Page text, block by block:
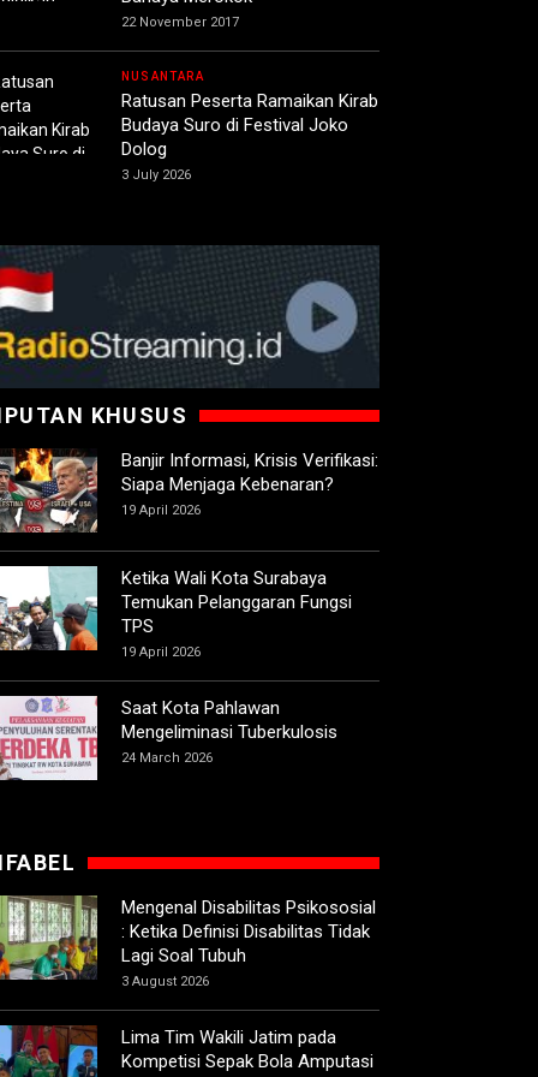
22 November 2017
NUSANTARA
Ratusan Peserta Ramaikan Kirab
Budaya Suro di Festival Joko
Dolog
3 July 2026
KHUSUS
Banjir Informasi, Krisis Verifikasi:
Siapa Menjaga Kebenaran?
19 April 2026
Ketika Wali Kota Surabaya
Temukan Pelanggaran Fungsi
TPS
19 April 2026
Saat Kota Pahlawan
Mengeliminasi Tuberkulosis
24 March 2026
Mengenal Disabilitas Psikososial
: Ketika Definisi Disabilitas Tidak
Lagi Soal Tubuh
3 August 2026
Lima Tim Wakili Jatim pada
Kompetisi Sepak Bola Amputasi